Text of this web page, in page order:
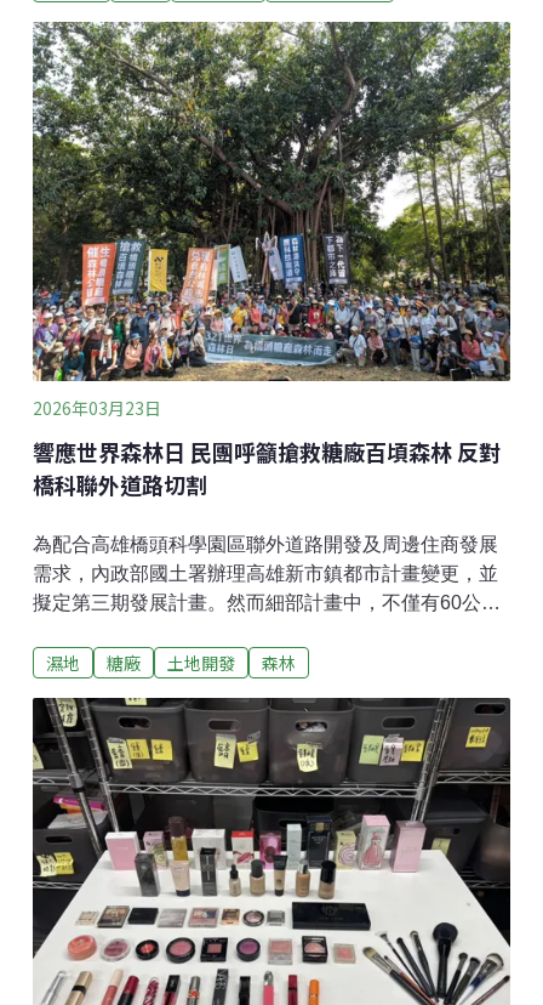
體展示此循環應用技術，期待未來光電板可化身廣告招
牌、外牆美化，甚至是用於競選宣傳車上。2026年淨零
城市展於3月17日至3月20日舉辦。為期四天的展覽展現
能源、產業、生活、社會等面向的轉型成果。其中，睿
田能源公司展示與內政部建研所合作的彩繪立面太陽光
電板，透過創新的外層膜料，使光電板外層能有自訂的
圖案，讓大眾對光電板的造型有了新的想像。本次展示
的外掛彩繪立面太陽光電板，圖案呈現了內政部的智慧
淨零建築成果。光電板實體就在位於台北市的建研所智
慧化居住空間展示中心大樓外牆，其中右半部是可撕換
式的彩繪圖層。睿田能
2026年03月23日
響應世界森林日 民團呼籲搶救糖廠百頃森林 反對
橋科聯外道路切割
為配合高雄橋頭科學園區聯外道路開發及周邊住商發展
需求，內政部國土署辦理高雄新市鎮都市計畫變更，並
擬定第三期發展計畫。然而細部計畫中，不僅有60公尺
為住商建地，一旦開發將使百頃森林消失，引發民間團
有50多個民團、近3000人參與聯署。3月21日世界森林
日號召千人到橋頭糖廠為森林而走，呼籲高雄市政府與
中央守護糖廠森林，保護其文資、觀光、生物多樣性和
淨零防洪等重要價值。民團直指新市鎮三期計畫不合時
宜，應重新審視都市計畫如何邁向永續城市。呼籲高雄
市重視永續城市的實踐森林日活動前夕，民團在市政府
前召開記者會，向市長陳其邁和未來的市長候選人喊
話。高雄市公民監督公僕行動聯盟理事長陳銘彬指出，
高雄市率全國之先通過淨零城市自治條例，推動減碳永
續，去（2025）年也成為亞洲第一個簽署柏林自然公約
濕地 糖廠 土地開發 森林